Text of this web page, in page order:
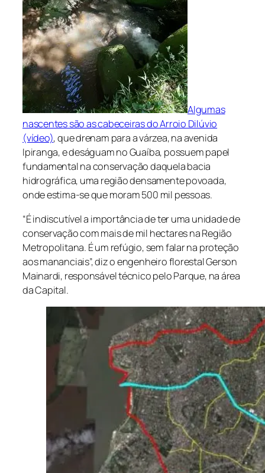
Algumas
nascentes são as cabeceiras do Arroio Dilúvio
(vídeo), que drenam para a várzea, na avenida
Ipiranga, e deságuam no Guaíba, possuem papel
fundamental na conservação daquela bacia
hidrográfica, uma região densamente povoada,
onde estima-se que moram 500 mil pessoas.
“É indiscutível a importância de ter uma unidade de
conservação com mais de mil hectares na Região
Metropolitana. É um refúgio, sem falar na proteção
aos mananciais”, diz o engenheiro florestal Gerson
Mainardi, responsável técnico pelo Parque, na área
da Capital.